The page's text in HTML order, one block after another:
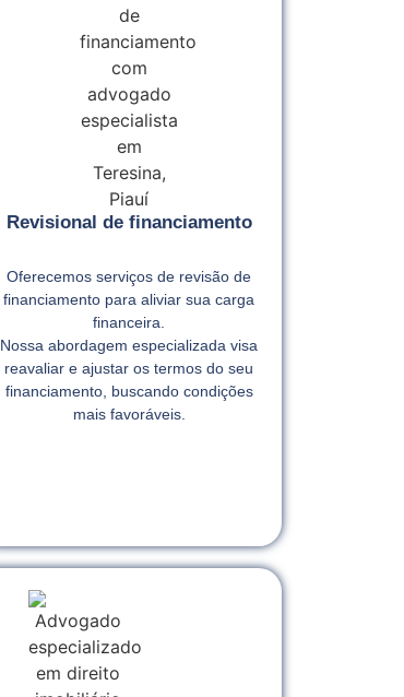
Revisional de financiamento
Oferecemos serviços de revisão de
financiamento para aliviar sua carga
financeira.
Nossa abordagem especializada visa
reavaliar e ajustar os termos do seu
financiamento, buscando condições
mais favoráveis.